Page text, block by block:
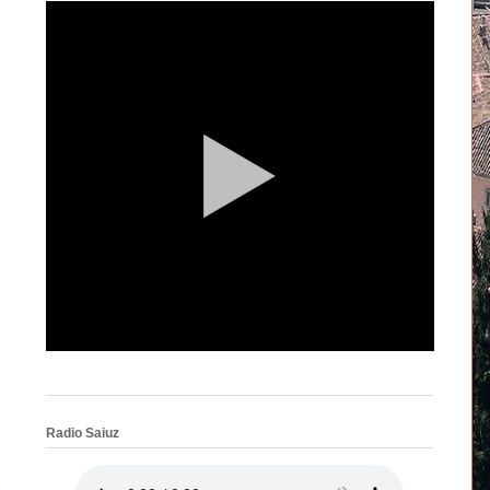
Radio Saiuz